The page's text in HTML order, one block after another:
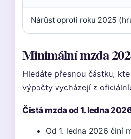
Nárůst oproti roku 2025
Minimální mzda
Hledáte přesnou částku,
výpočty vycházejí z
Čistá mzda od 1. ledna
Od 1. ledna 2026 činí